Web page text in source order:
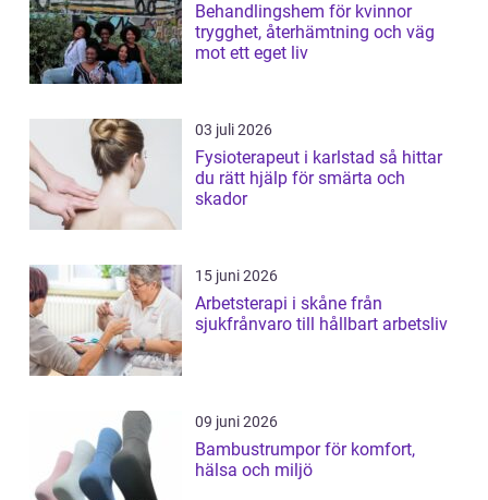
Behandlingshem för kvinnor
trygghet, återhämtning och väg
mot ett eget liv
03 juli 2026
Fysioterapeut i karlstad så hittar
du rätt hjälp för smärta och
skador
15 juni 2026
Arbetsterapi i skåne från
sjukfrånvaro till hållbart arbetsliv
09 juni 2026
Bambustrumpor för komfort,
hälsa och miljö